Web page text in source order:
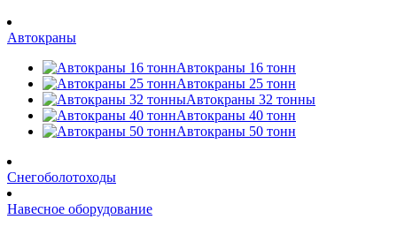
Автокраны
Автокраны 16 тонн
Автокраны 25 тонн
Автокраны 32 тонны
Автокраны 40 тонн
Автокраны 50 тонн
Снегоболотоходы
Навесное оборудование